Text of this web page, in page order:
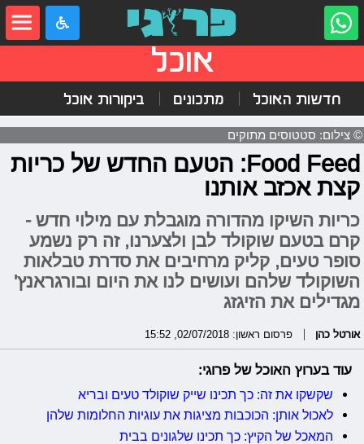
אוכל
חדשות האוכל מתכונים ביקורות אוכל
© צילום: סטטוסים מתוקים
Food Feed: הטעם החדש של כריות
קצת אכזב אותנו
כריות השיקו מהדורה מוגבלת עם מילוי חדש -
קרם בטעם שוקולד לבן ולצערנו, זה רק נשמע
סופר טעים, קליק מרחיבים את סדרת טבלאות
השוקולד שלהם ועושים לנו את היום ובורגראנץ'
מגדילים את הזיגזג
אורטל כהן פרסום ראשון: 02/07/2018, 15:52
עוד בערוץ האוכל של פרוגי:
שקשקו את זה: כך תכינו שייק שוקולד טעים ובריא
לאכול אותן: הכוכבות מציגות את עוגיות החלומות שלהן
המאכל של הקיץ: כך תכינו שלגונים בבית